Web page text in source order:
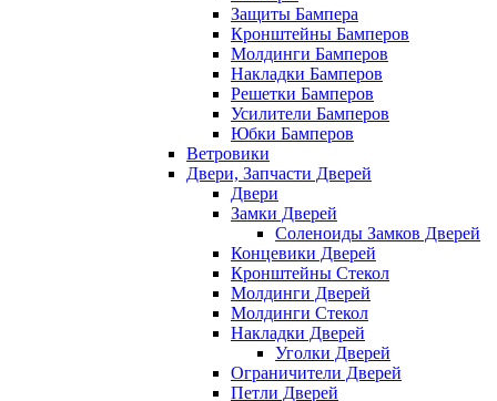
Защиты Бампера
Кронштейны Бамперов
Молдинги Бамперов
Накладки Бамперов
Решетки Бамперов
Усилители Бамперов
Юбки Бамперов
Ветровики
Двери, Запчасти Дверей
Двери
Замки Дверей
Соленоиды Замков Дверей
Концевики Дверей
Кронштейны Стекол
Молдинги Дверей
Молдинги Стекол
Накладки Дверей
Уголки Дверей
Ограничители Дверей
Петли Дверей